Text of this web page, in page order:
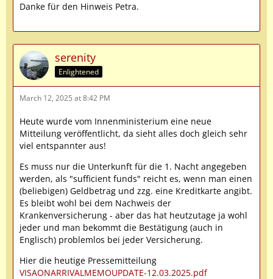
Danke für den Hinweis Petra.
serenity
Enlightened
March 12, 2025 at 8:42 PM
Heute wurde vom Innenministerium eine neue
Mitteilung veröffentlicht, da sieht alles doch gleich sehr
viel entspannter aus!
Es muss nur die Unterkunft für die 1. Nacht angegeben
werden, als "sufficient funds" reicht es, wenn man einen
(beliebigen) Geldbetrag und zzg. eine Kreditkarte angibt.
Es bleibt wohl bei dem Nachweis der
Krankenversicherung - aber das hat heutzutage ja wohl
jeder und man bekommt die Bestätigung (auch in
Englisch) problemlos bei jeder Versicherung.
Hier die heutige Pressemitteilung
VISAONARRIVALMEMOUPDATE-12.03.2025.pdf